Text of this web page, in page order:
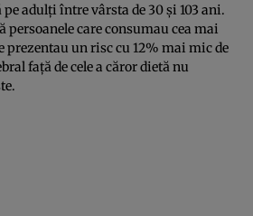
pe adulţi între vârsta de 30 şi 103 ani.
persoanele care consumau cea mai
prezentau un risc cu 12% mai mic de
faţă de cele a căror dietă nu